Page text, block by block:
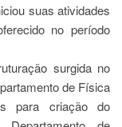
suas atividades
no período
surgida no
de Física
para criação do